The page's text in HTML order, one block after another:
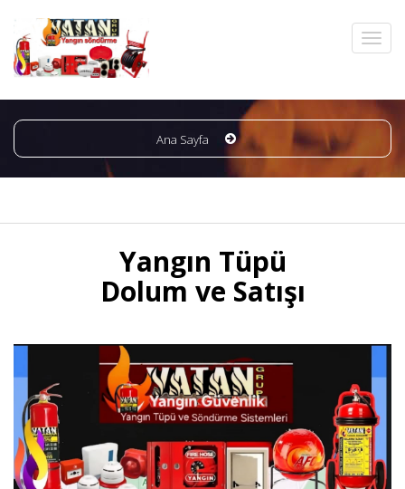
Ana Sayfa
Yangın Tüpü
Dolum ve Satışı